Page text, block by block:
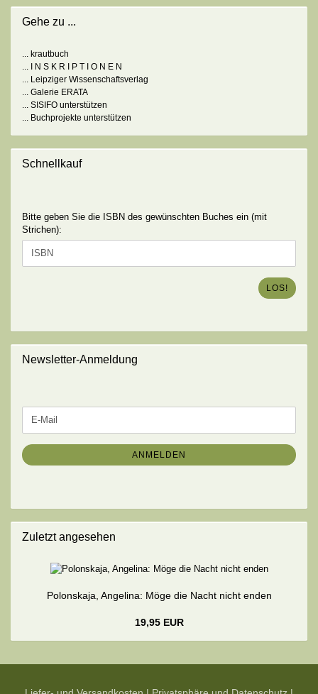
Gehe zu ...
... krautbuch
... I N S K R I P T I O N E N
... Leipziger Wissenschaftsverlag
... Galerie ERATA
... SISIFO unterstützen
... Buchprojekte unterstützen
Schnellkauf
BITTE
GEBEN
SIE
DIE
ISBN
(MIT
STRICHEN):
Bitte geben Sie die ISBN des gewünschten Buches ein (mit
Strichen):
LOS!
Newsletter-Anmeldung
ZUR
NEWSLETTER-
ANMELDUNG
E-
Mail
ANMELDEN
Zuletzt angesehen
Polonskaja, Angelina: Möge die Nacht nicht enden
19,95 EUR